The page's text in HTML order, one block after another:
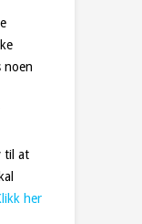
noen
til at
her